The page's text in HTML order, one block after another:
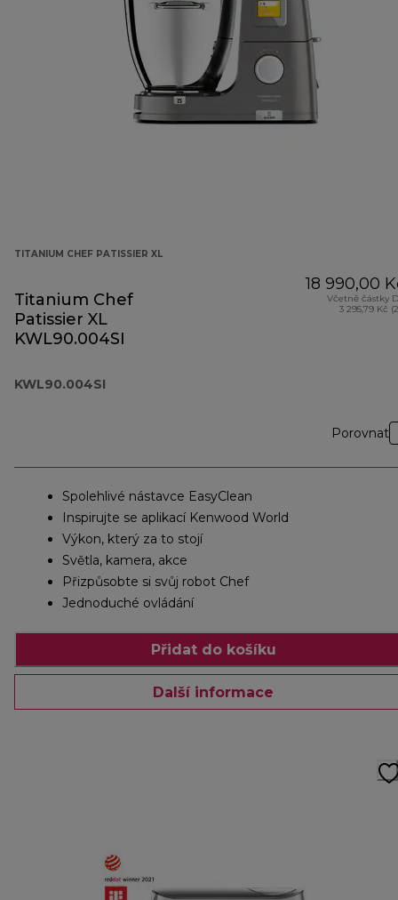
TITANIUM CHEF PATISSIER XL
Titanium Chef
Patissier XL
KWL90.004SI
KWL90.004SI
18 990,00
Včetně částky
3 295,79 Kč
Porovnat
Spolehlivé nástavce EasyClean
Inspirujte se aplikací Kenwood World
Výkon, který za to stojí
Světla, kamera, akce
Přizpůsobte si svůj robot Chef
Jednoduché ovládání
Přidat do košíku
Další informace